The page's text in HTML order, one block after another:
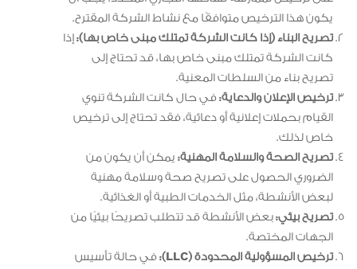
يكون هذا الترخيص متوافقًا مع نشاط الشركة المقترح.
تصريح البناء (إذا كانت الشركة تمتلك مبنى خاص بها):إذا
كانت الشركة تمتلك مبنى خاص بها، قد تحتاج إلى
تصريح بناء من السلطات المعنية.
ترخيص الإعلان والدعاية:في حال كانت الشركة تنوي
القيام بحملات إعلانية أو دعائية، فقد تحتاج إلى ترخيص
خاص لذلك.
تصريح الصحة والسلامة المهنية: يمكن أن يكون من
الضروري الحصول على تصريح صحة وسلامة مهنية
لبعض الأنشطة، مثل الخدمات الطبية أو الغذائية.
تصريح بيئي:بعض الأنشطة قد تتطلب تصريحًا بيئيًا من
الجهات المختصة.
ترخيص المسؤولية المحدودة (LLC):
في حالة تأسيس